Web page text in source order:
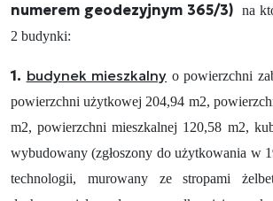
numerem geodezyjnym 365/3)na
2 budynki:
1. budynek mieszkalny o powierzchni
powierzchni użytkowej 204,94 m2,
m2, powierzchni mieszkalnej 120,58 m2,
wybudowany (zgłoszony do użytkowania w
technologii, murowany ze stropami